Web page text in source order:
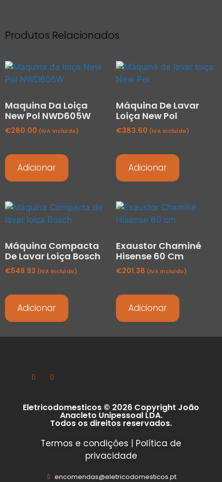
Produtos Relacionados
Maquina Da Loiça
New Pol NWD605W
€280.00 (IVA Incluído)
Adicionar
Máquina De Lavar
Loiça New Pol
€383.60 (IVA Incluído)
Adicionar
Máquina Compacta
De Lavar Loiça Bosch
€549.93 (IVA Incluído)
Adicionar
Exaustor Chaminé
Hisense 60 Cm
€201.38 (IVA Incluído)
Adicionar
Eletricodomesticos © 2026 Copyright João
Anacleto Unipessoal LDA.
Todos os direitos reservados.
Termos e condições | Política de
privacidade
encomendas@eletricodomesticos.pt